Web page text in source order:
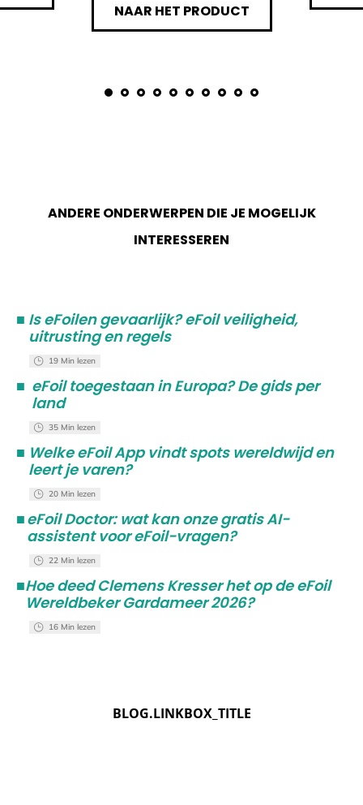
NAAR HET PRODUCT
ANDERE ONDERWERPEN DIE JE MOGELIJK
INTERESSEREN
■ Is eFoilen gevaarlijk? eFoil veiligheid,
uitrusting en regels
19 Min lezen
■ eFoil toegestaan in Europa? De gids per
land
35 Min lezen
■ Welke eFoil App vindt spots wereldwijd en
leert je varen?
20 Min lezen
■eFoil Doctor: wat kan onze gratis AI-
assistent voor eFoil-vragen?
22 Min lezen
■Hoe deed Clemens Kresser het op de eFoil
Wereldbeker Gardameer 2026?
16 Min lezen
BLOG.LINKBOX_TITLE